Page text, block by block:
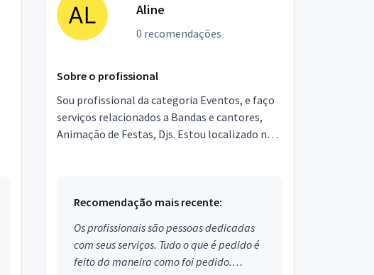
Aline
0 recomendações
Sobre o profissional
Sou profissional da categoria Eventos, e faço
serviços relacionados a Bandas e cantores,
Animação de Festas, Djs. Estou localizado no
Recomendação mais recente:
Os profissionais são pessoas dedicadas
com seus serviços. Tudo o que é pedido é
feito da maneira como foi pedido.